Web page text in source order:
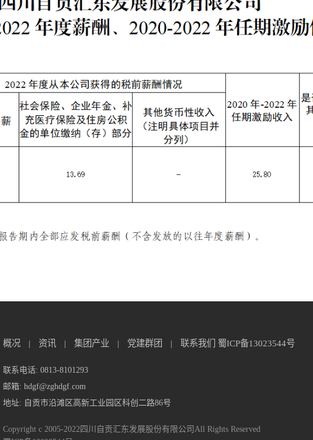
概况 | 资讯 | 集团产业 | 党建群团 | 联系我们 蜀ICP备13023544号
联系电话: 0813-8101293
邮箱: hdgf@zghdgf.com
地址: 自贡市沿滩区高新工业园区科创二路86号
Copyright c 2005-2022四川自贡汇东发展股份有限公司All Rights Reserved